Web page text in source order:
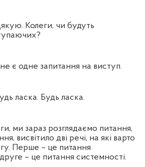
Колеги, чи будуть
є одне запитання на виступ.
ласка. Будь ласка.
ми зараз розглядаємо питання,
висвітило дві речі, на які варто
Перше – це питання
– це питання системності.